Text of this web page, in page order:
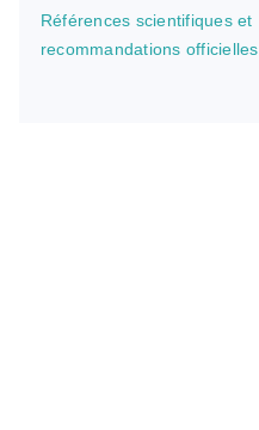
Références scientifiques et
recommandations officielles